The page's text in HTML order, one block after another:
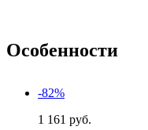
Особенности
-82%
1 161 руб.